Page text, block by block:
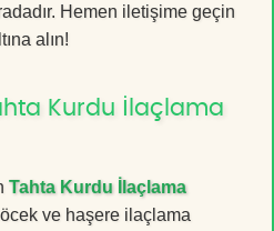
Hemen iletişime geçin
alın!
Kurdu İlaçlama
Tahta Kurdu İlaçlama
ve haşere ilaçlama